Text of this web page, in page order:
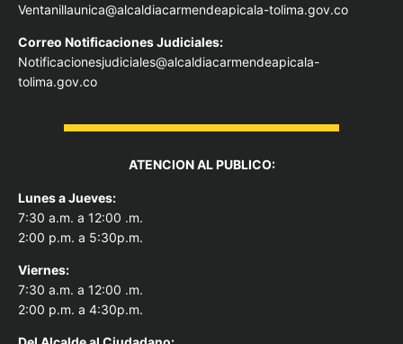
Ventanillaunica@alcaldiacarmendeapicala-tolima.gov.co
Correo Notificaciones Judiciales:
Notificacionesjudiciales@alcaldiacarmendeapicala-
tolima.gov.co
ATENCION AL PUBLICO:
Lunes a Jueves:
7:30 a.m. a 12:00 .m.
2:00 p.m. a 5:30p.m.
Viernes:
7:30 a.m. a 12:00 .m.
2:00 p.m. a 4:30p.m.